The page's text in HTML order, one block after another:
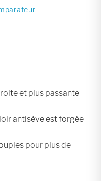
et plus passante
antisève est forgée
pour plus de